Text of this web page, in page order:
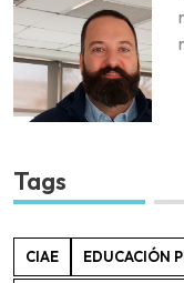
Tags
CIAE EDUCACIÓN